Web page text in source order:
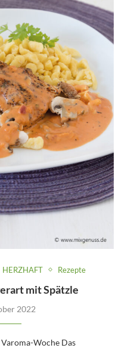
HERZHAFT Rezepte
mit Spätzle
2022
Woche Das